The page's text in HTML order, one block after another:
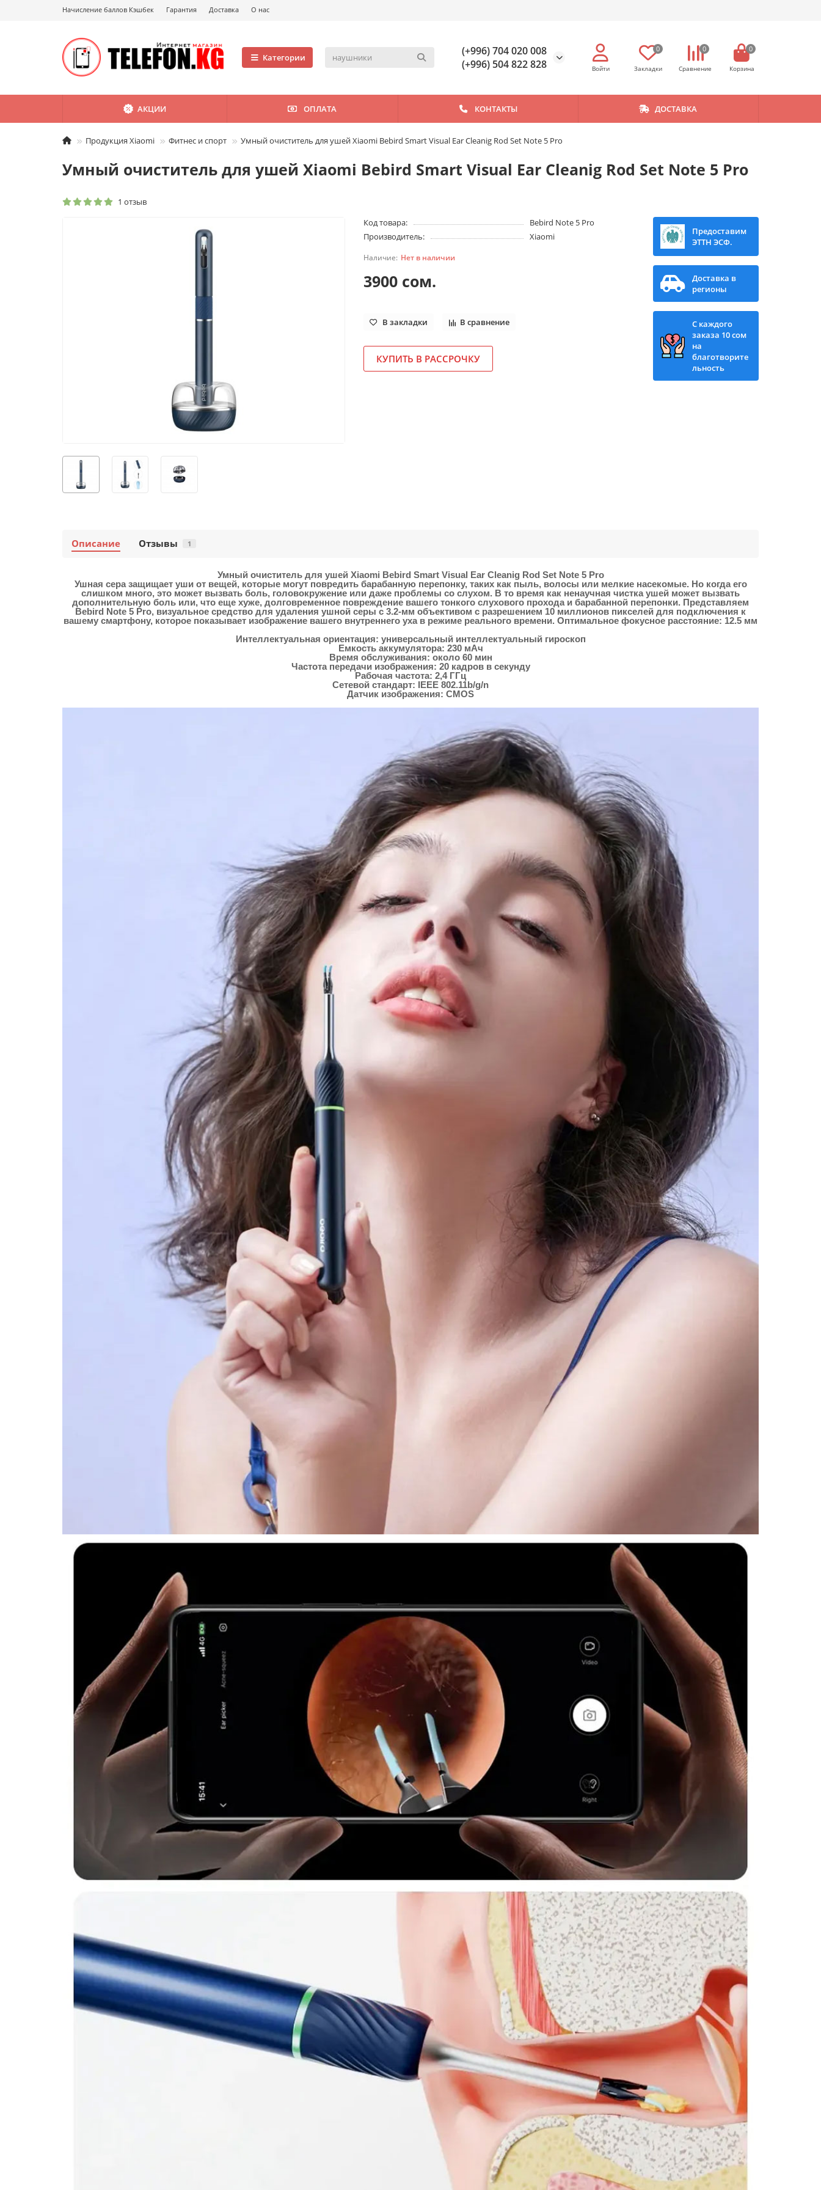
Начисление баллов Кэшбек Гарантия Доставка О нас
Категории
(+996) 704 020 008
(+996) 504 822 828
0 0 0
АКЦИИ ОПЛАТА КОНТАКТЫ ДОСТАВКА
Продукция Xiaomi Фитнес и спорт Умный очиститель для ушей Xiaomi Bebird Smart Visual Ear Cleanig Rod Set Note 5 Pro
Умный очиститель для ушей Xiaomi Bebird Smart Visual Ear Cleanig Rod Set Note 5 Pro
1 отзыв
Код товара:
Bebird Note 5 Pro
Производитель:
Xiaomi
Нет в наличии
3900 сом.
В закладки В сравнение
КУПИТЬ В РАССРОЧКУ
Предоставим
ЭТТН ЭСФ.
Доставка в
регионы
С каждого
заказа 10 сом
на
благотворите
льность
Описание Отзывы 1
Умный очиститель для ушей Xiaomi Bebird Smart Visual Ear Cleanig Rod Set Note 5 Pro
Ушная сера защищает уши от вещей, которые могут повредить барабанную перепонку, таких как пыль, волосы или мелкие насекомые. Но когда его
слишком много, это может вызвать боль, головокружение или даже проблемы со слухом. В то время как ненаучная чистка ушей может вызвать
дополнительную боль или, что еще хуже, долговременное повреждение вашего тонкого слухового прохода и барабанной перепонки. Представляем
Bebird Note 5 Pro, визуальное средство для удаления ушной серы с 3.2-мм объективом с разрешением 10 миллионов пикселей для подключения к
вашему смартфону, которое показывает изображение вашего внутреннего уха в режиме реального времени. Оптимальное фокусное расстояние: 12.5 мм
Интеллектуальная ориентация: универсальный интеллектуальный гироскоп
Емкость аккумулятора: 230 мАч
Время обслуживания: около 60 мин
Частота передачи изображения: 20 кадров в секунду
Рабочая частота: 2,4 ГГц
Сетевой стандарт: IEEE 802.11b/g/n
Датчик изображения: CMOS